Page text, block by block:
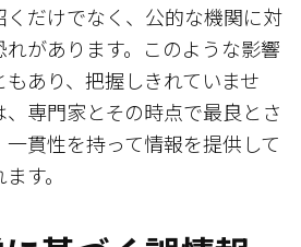
だけでなく、公的な機関に対
があります。このような影響
あり、把握しきれていませ
専門家とその時点で最良とさ
貫性を持って情報を提供して
す。